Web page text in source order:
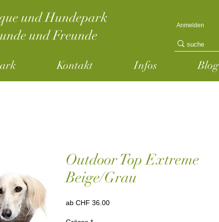
und Hundepark
und Freunde
Anmelden
Kontakt Infos Blog
Outdoor Top Extreme
Beige/Grau
ab CHF 36.00Sale-